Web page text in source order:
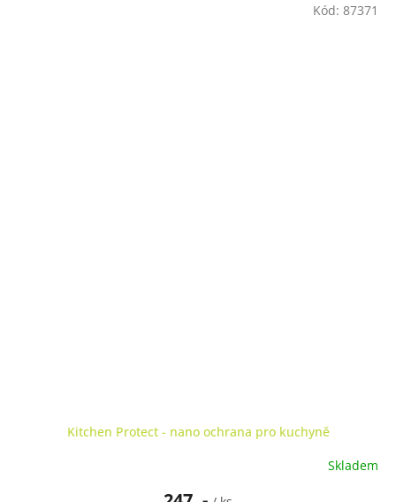
Kitchen Protect - nano ochrana pro kuchyně
Skladem
Kód: 87371